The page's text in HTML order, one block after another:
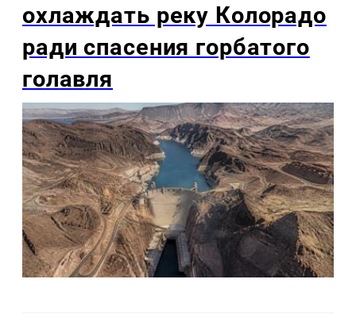
охлаждать реку Колорадо
ради спасения горбатого
голавля